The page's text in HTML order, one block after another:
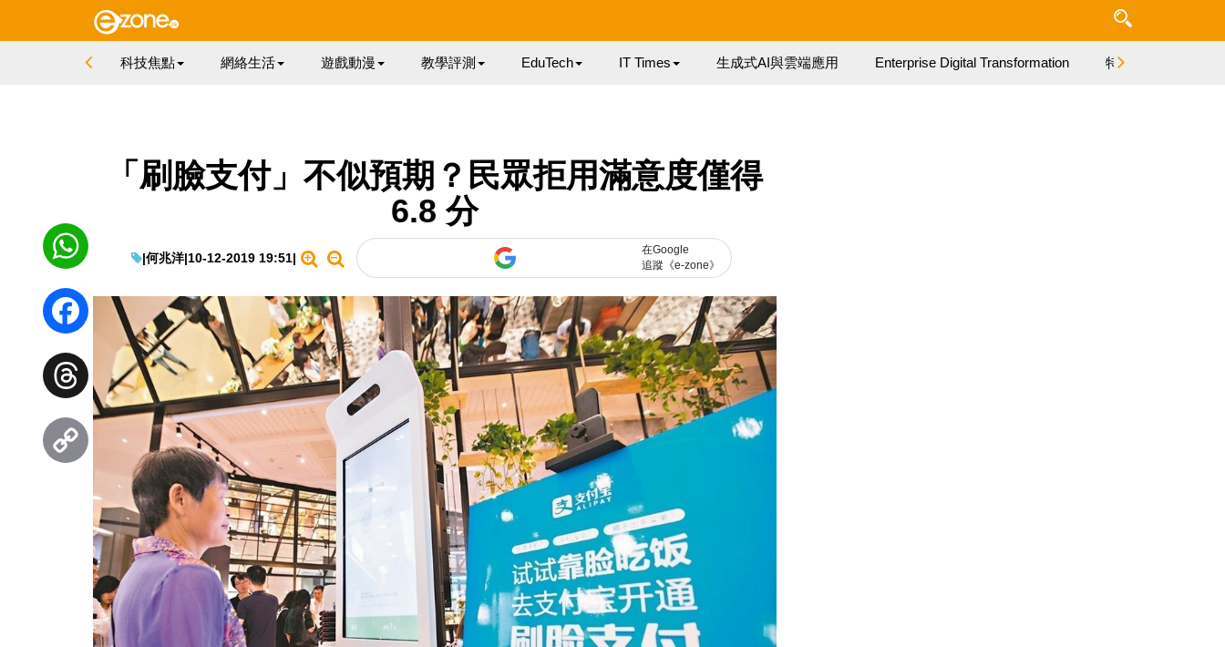
科技焦點 網絡生活 遊戲動漫 教學評測 EduTech IT Times 生成式AI與雲端應用 Enterprise Digital Transformation 特集
「刷臉支付」不似預期？民眾拒用滿意度僅得
6.8 分
|何兆洋|10-12-2019 19:51|
在Google
追蹤《e-zone》
WhatsApp
Facebook
Threads
Link